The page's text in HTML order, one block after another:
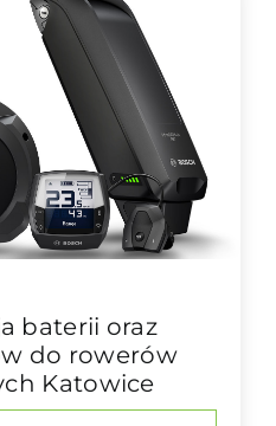
baterii oraz
do rowerów
Katowice